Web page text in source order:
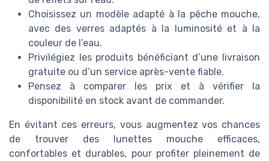
Choisissez un modèle adapté à la pêche mouche,
avec des verres adaptés à la luminosité et à la
couleur de l’eau.
Privilégiez les produits bénéficiant d’une livraison
gratuite ou d’un service après-vente fiable.
Pensez à comparer les prix et à vérifier la
disponibilité en stock avant de commander.
En évitant ces erreurs, vous augmentez vos chances
de trouver des lunettes mouche efficaces,
confortables et durables, pour profiter pleinement de